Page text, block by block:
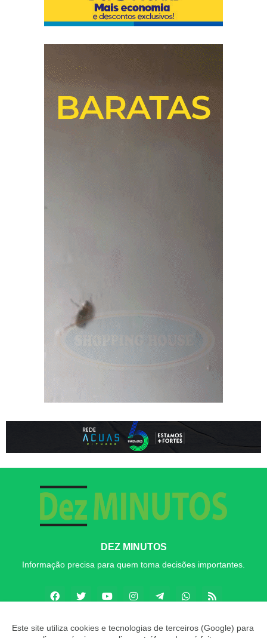
DEZ MINUTOS
Informação precisa para quem toma decisões importantes.
Este site utiliza cookies e tecnologias de terceiros (Google) para